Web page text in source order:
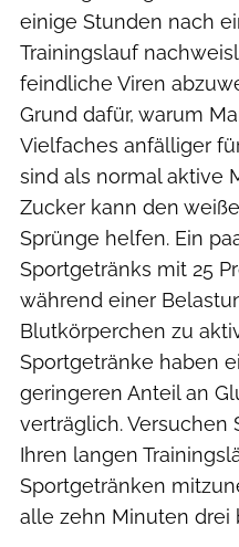
einige Stunden nach
Trainingslauf
feindliche Viren
Grund dafür, warum
Vielfaches anfälliger
sind als normal aktive
Zucker kann den
Sprünge helfen. Ein
Sportgetränks mit 25
während einer
Blutkörperchen zu
Sportgetränke haben
geringeren Anteil an
verträglich. Versuchen
Ihren langen
Sportgetränken
alle zehn Minuten drei